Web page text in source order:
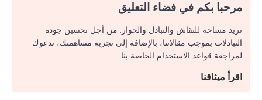
مرحبا بكم في فضاء التعليق
نريد مساحة للنقاش والتبادل والحوار. من أجل تحسين جودة
التبادلات بموجب مقالاتنا، بالإضافة إلى تجربة مساهمتك، ندعوك
لمراجعة قواعد الاستخدام الخاصة بنا.
اقرأ ميثاقنا